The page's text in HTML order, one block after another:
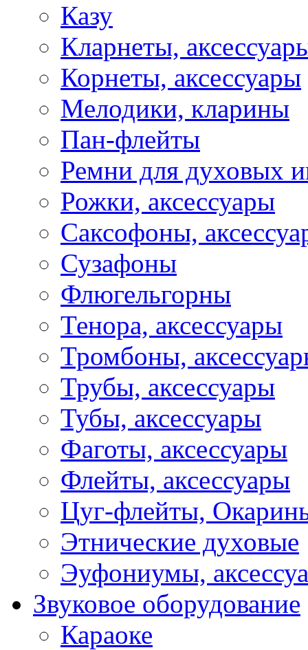
Казу
Кларнеты,
Корнеты, аксессуары
Мелодики, кларины
Пан-флейты
Ремни для духовых
Рожки, аксессуары
Саксофоны,
Сузафоны
Флюгельгорны
Тенора, аксессуары
Тромбоны,
Трубы, аксессуары
Тубы, аксессуары
Фаготы, аксессуары
Флейты, аксессуары
Цуг-флейты,
Этнические духовые
Эуфониумы,
Звуковое оборудование
Караоке